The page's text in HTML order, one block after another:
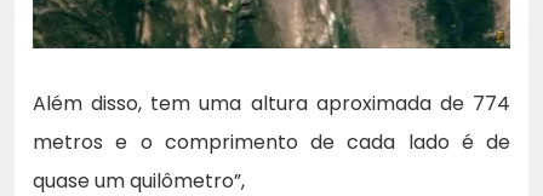
Além disso, tem uma altura aproximada de 774
metros e o comprimento de cada lado é de
quase um quilômetro”,